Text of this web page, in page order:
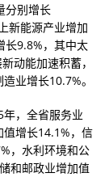
分别增长
新能源产业增加
长9.8%，其中太
动能加速积蓄，
业增长10.7%。
，全省服务业
增长14.1%，信
，水利环境和公
和邮政业增加值